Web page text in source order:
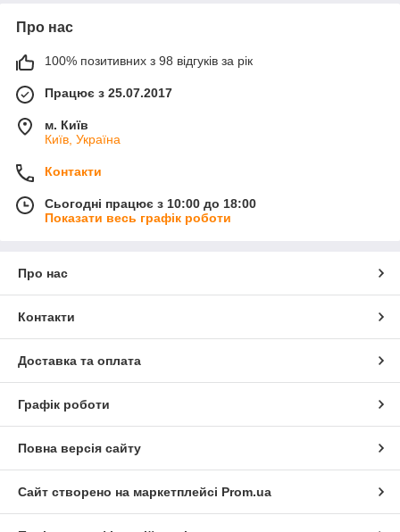
Про нас
100% позитивних з 98 відгуків за рік
Працює з 25.07.2017
м. Київ
Київ, Україна
Контакти
Сьогодні працює з 10:00 до 18:00
Показати весь графік роботи
Про нас
Контакти
Доставка та оплата
Графік роботи
Повна версія сайту
Сайт створено на маркетплейсі Prom.ua